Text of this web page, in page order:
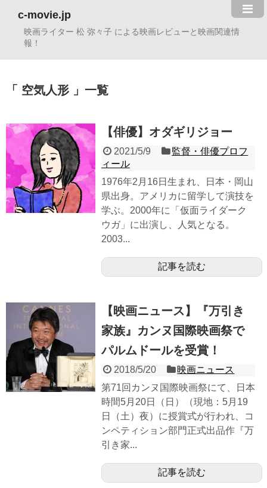
c-movie.jp
映画ライター 松 弥々子 による映画レビューと映画関連情
報！
空気人形 一覧
【俳優】オダギリジョー
2021/5/9
監督・俳優プロフ
ィール
1976年2月16日生まれ、日本・岡山
県出身。アメリカに留学して演技を
学ぶ。2000年に「仮面ライダーク
ウガ」に出演し、人気となる。
2003...
記事を読む
【映画ニュース】『万引き
家族』カンヌ国際映画祭で
パルムドールを受賞！
2018/5/20
映画ニュース
第71回カンヌ国際映画祭にて、日本
時間5月20日（日）（現地：5月19
日（土）夜）に授賞式が行われ、コ
ンペティション部門正式出品作『万
引き家...
記事を読む